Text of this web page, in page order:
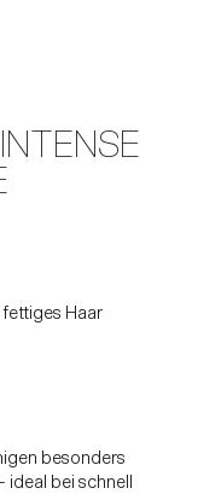
Haar
besonders
ideal bei schnell